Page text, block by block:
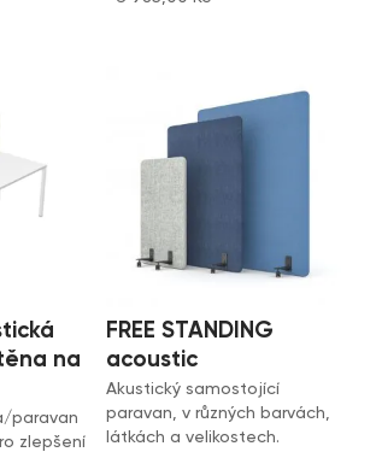
na
paravan
zlepšení
FREE STANDING
acoustic
Akustický samostojící
paravan, v různých barvách,
látkách a velikostech.